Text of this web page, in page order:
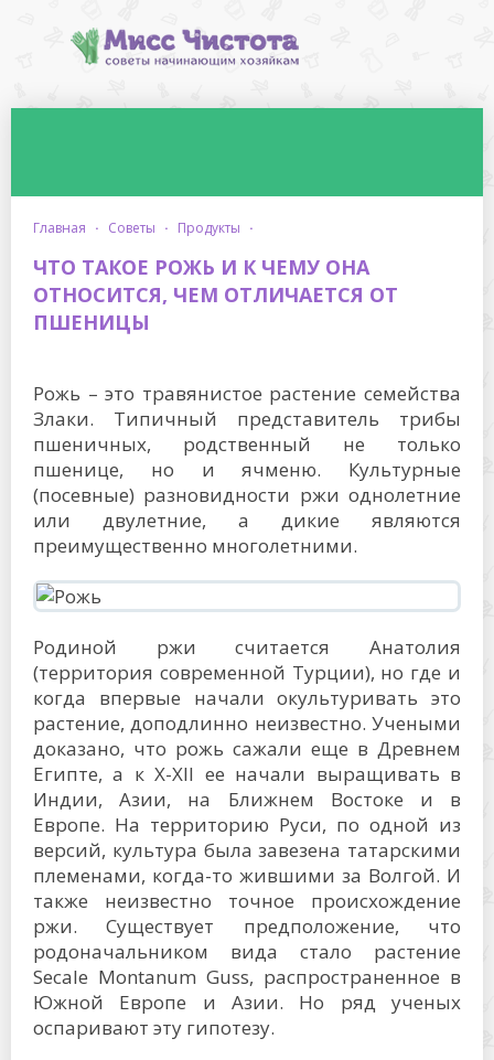
главная · советы · продукты ·
ЧТО ТАКОЕ РОЖЬ И К ЧЕМУ ОНА
ОТНОСИТСЯ, ЧЕМ ОТЛИЧАЕТСЯ ОТ
ПШЕНИЦЫ
Рожь – это травянистое растение семейства
Злаки. Типичный представитель трибы
пшеничных, родственный не только
пшенице, но и ячменю. Культурные
(посевные) разновидности ржи однолетние
или двулетние, а дикие являются
преимущественно многолетними.
Родиной ржи считается Анатолия
(территория современной Турции), но где и
когда впервые начали окультуривать это
растение, доподлинно неизвестно. Учеными
доказано, что рожь сажали еще в Древнем
Египте, а к X-XII ее начали выращивать в
Индии, Азии, на Ближнем Востоке и в
Европе. На территорию Руси, по одной из
версий, культура была завезена татарскими
племенами, когда-то жившими за Волгой. И
также неизвестно точное происхождение
ржи. Существует предположение, что
родоначальником вида стало растение
Secale Montanum Guss, распространенное в
Южной Европе и Азии. Но ряд ученых
оспаривают эту гипотезу.